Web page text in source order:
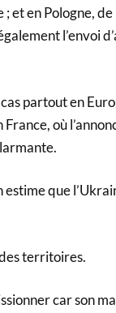
; et en Pologne,
l’envoi
cas partout en
où
que
territoires.
car son